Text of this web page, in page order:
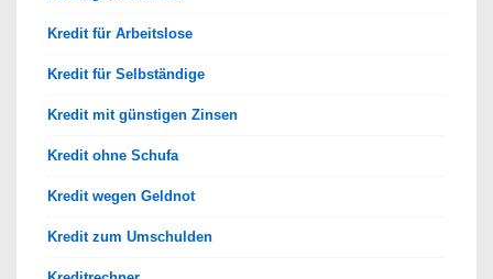
Kredit für Arbeitslose
Kredit für Selbständige
Kredit mit günstigen Zinsen
Kredit ohne Schufa
Kredit wegen Geldnot
Kredit zum Umschulden